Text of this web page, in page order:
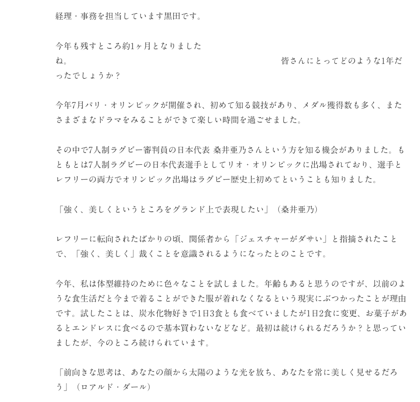
シ
ン
（
株
経理・事務を担当しています黒田です。
今年も残すところ約1ヶ月となりました
ね。 皆さんにとってどのような1年だ
ったでしょうか？
今年7月パリ・オリンピックが開催され、初めて知る競技があり、メダル獲得数も多く、また
さまざまなドラマをみることができて楽しい時間を過ごせました。
その中で7人制ラグビー審判員の日本代表 桑井亜乃さんという方を知る機会がありました。も
ともとは7人制ラグビーの日本代表選手としてリオ・オリンピックに出場されており、選手と
レフリーの両方でオリンピック出場はラグビー歴史上初めてということも知りました。
「強く、美しくというところをグランド上で表現したい」（桑井亜乃）
レフリーに転向されたばかりの頃、関係者から「ジェスチャーがダサい」と指摘されたこと
で、「強く、美しく」裁くことを意識されるようになったとのことです。
今年、私は体型維持のために色々なことを試しました。年齢もあると思うのですが、以前のよ
うな食生活だと今まで着ることができた服が着れなくなるという現実にぶつかったことが理由
です。試したことは、炭水化物好きで1日3食とも食べていましたが1日2食に変更、お菓子があ
るとエンドレスに食べるので基本買わないなどなど。最初は続けられるだろうか？と思ってい
ましたが、今のところ続けられています。
「前向きな思考は、あなたの顔から太陽のような光を放ち、あなたを常に美しく見せるだろ
う」（ロアルド・ダール）